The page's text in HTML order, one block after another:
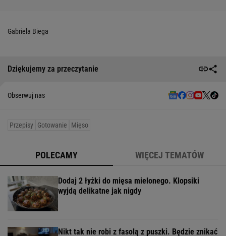
Gabriela Biega
Dziękujemy za przeczytanie
Obserwuj nas
Przepisy Gotowanie Mięso
POLECAMY WIĘCEJ TEMATÓW
Dodaj 2 łyżki do mięsa mielonego. Klopsiki
wyjdą delikatne jak nigdy
Nikt tak nie robi z fasolą z puszki. Będzie znikać